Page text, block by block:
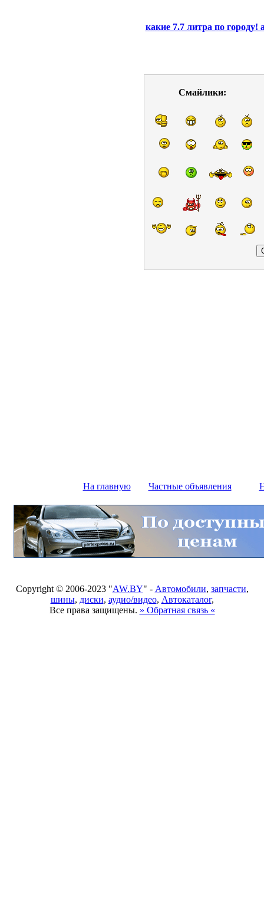
какие 7.7 литра по городу!
Смайлики:
На главную Частные объявления
Copyright © 2006-2023 "AW.BY" - Автомобили, запчасти,
шины, диски, аудио/видео, Автокаталог,
Все права защищены. » Обратная связь «